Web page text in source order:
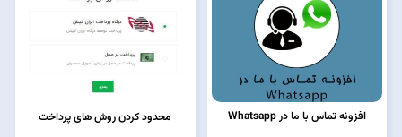
افزونه تماس با ما در Whatsapp محدود کردن روش های پرداخت